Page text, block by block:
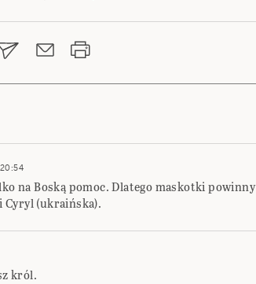
20:54
na Boską pomoc. Dlatego maskotki powinny
Cyryl (ukraińska).
król.